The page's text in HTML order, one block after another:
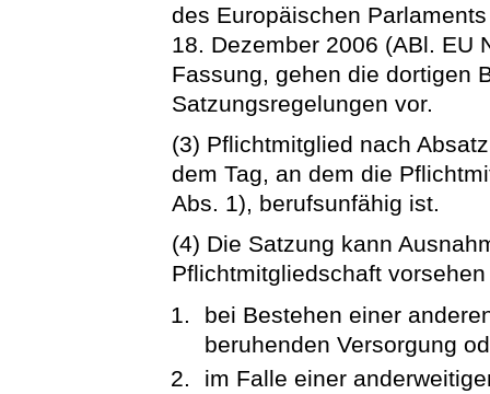
des Europäischen
18. Dezember 2006 (ABl. EU
Fassung, gehen die dortigen
Satzungsregelungen vor.
(3) Pflichtmitglied nach
dem Tag, an dem die
Abs. 1), berufsunfähig ist.
(4) Die Satzung kann
Pflichtmitgliedschaft vorsehen
bei Bestehen einer
beruhenden Versorgung
im Falle einer